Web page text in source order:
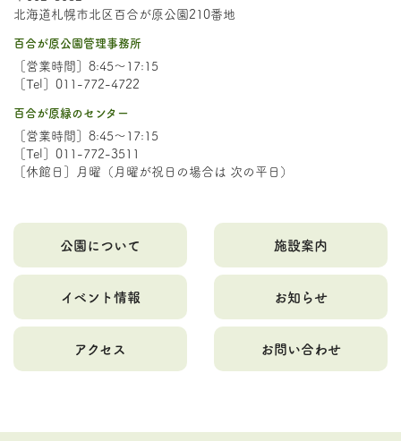
北海道札幌市北区百合が原公園210番地
百合が原公園管理事務所
［営業時間］8:45～17:15
［Tel］011-772-4722
百合が原緑のセンター
［営業時間］8:45～17:15
［Tel］011-772-3511
［休館日］月曜（月曜が祝日の場合は 次の平日）
公園について 施設案内
イベント情報 お知らせ
アクセス お問い合わせ